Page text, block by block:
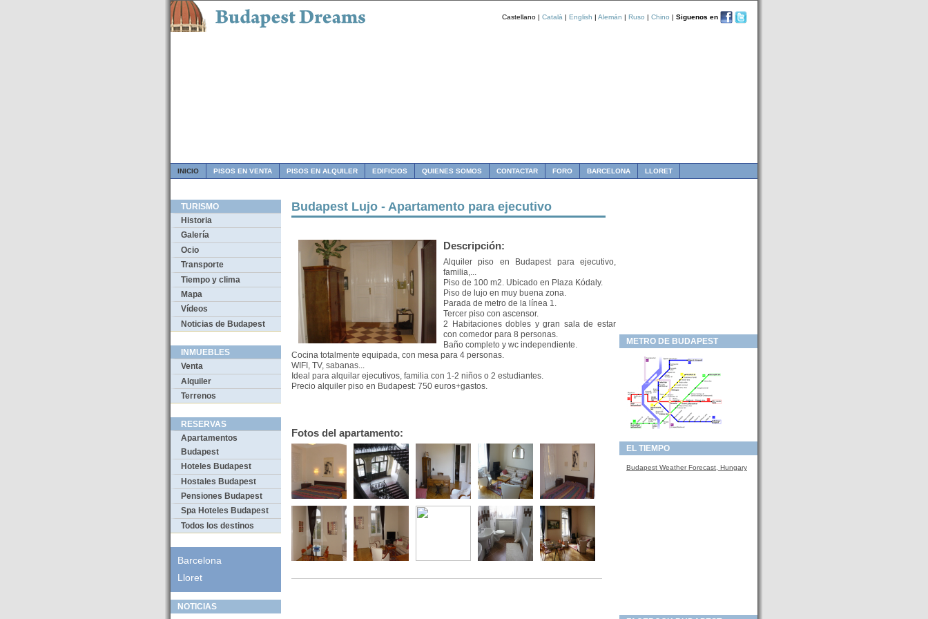
Castellano | Català | English | Alemán | Ruso | Chino | Siguenos en
INICIO PISOS EN VENTA PISOS EN ALQUILER EDIFICIOS QUIENES SOMOS CONTACTAR FORO BARCELONA LLORET
TURISMO
Historia
Galería
Ocio
Transporte
Tiempo y clima
Mapa
Vídeos
Noticias de Budapest
INMUEBLES
Venta
Alquiler
Terrenos
RESERVAS
Apartamentos
Budapest
Hoteles Budapest
Hostales Budapest
Pensiones Budapest
Spa Hoteles Budapest
Todos los destinos
Barcelona
Lloret
NOTICIAS
Budapest Lujo - Apartamento para ejecutivo
Descripción:
Alquiler piso en Budapest para ejecutivo,
familia,...
Piso de 100 m2. Ubicado en Plaza Kódaly.
Piso de lujo en muy buena zona.
Parada de metro de la línea 1.
Tercer piso con ascensor.
2 Habitaciones dobles y gran sala de estar
con comedor para 8 personas.
Baño completo y wc independiente.
Cocina totalmente equipada, con mesa para 4 personas.
WIFI, TV, sabanas...
Ideal para alquilar ejecutivos, familia con 1-2 niños o 2 estudiantes.
Precio alquiler piso en Budapest: 750 euros+gastos.
Fotos del apartamento:
METRO DE BUDAPEST
EL TIEMPO
Budapest Weather Forecast, Hungary